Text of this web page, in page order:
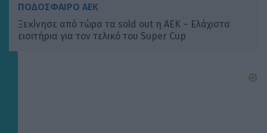
ΠΟΔΟΣΦΑΙΡΟ ΑΕΚ
Ξεκίνησε από τώρα τα sold out η ΑΕΚ – Ελάχιστα
εισιτήρια για τον τελικό του Super Cup